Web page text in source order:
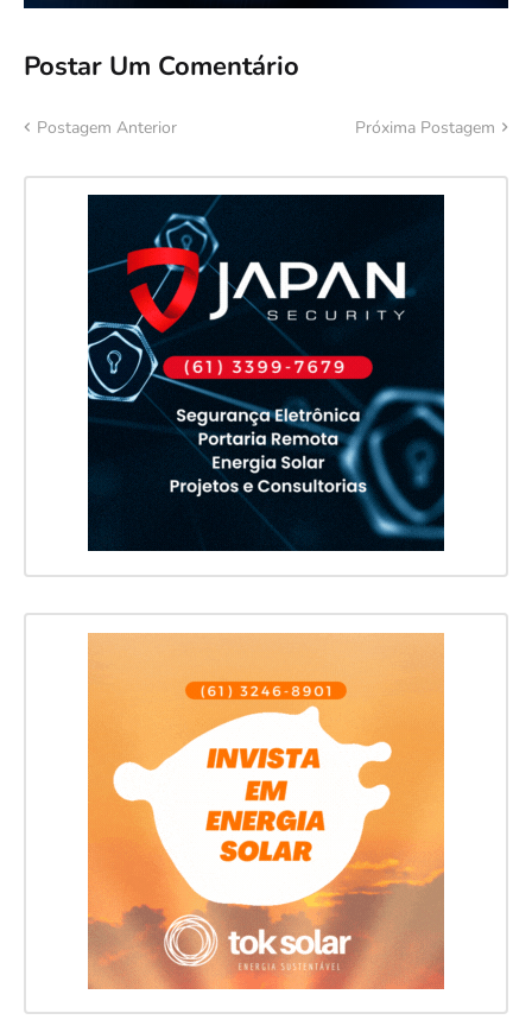
Postar Um Comentário
Postagem Anterior Próxima Postagem